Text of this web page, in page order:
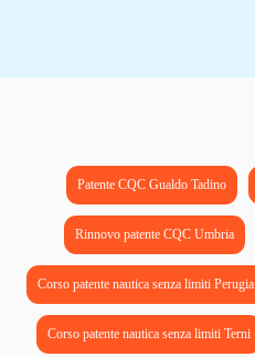
Patente CQC Gualdo Tadino
Rinnovo patente CQC Umbria
Corso patente nautica senza limiti Perugia
Corso patente nautica senza limiti Terni